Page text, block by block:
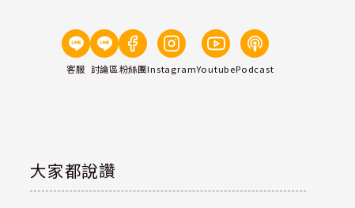
客服 討論區粉絲團InstagramYoutubePodcast
大家都說讚